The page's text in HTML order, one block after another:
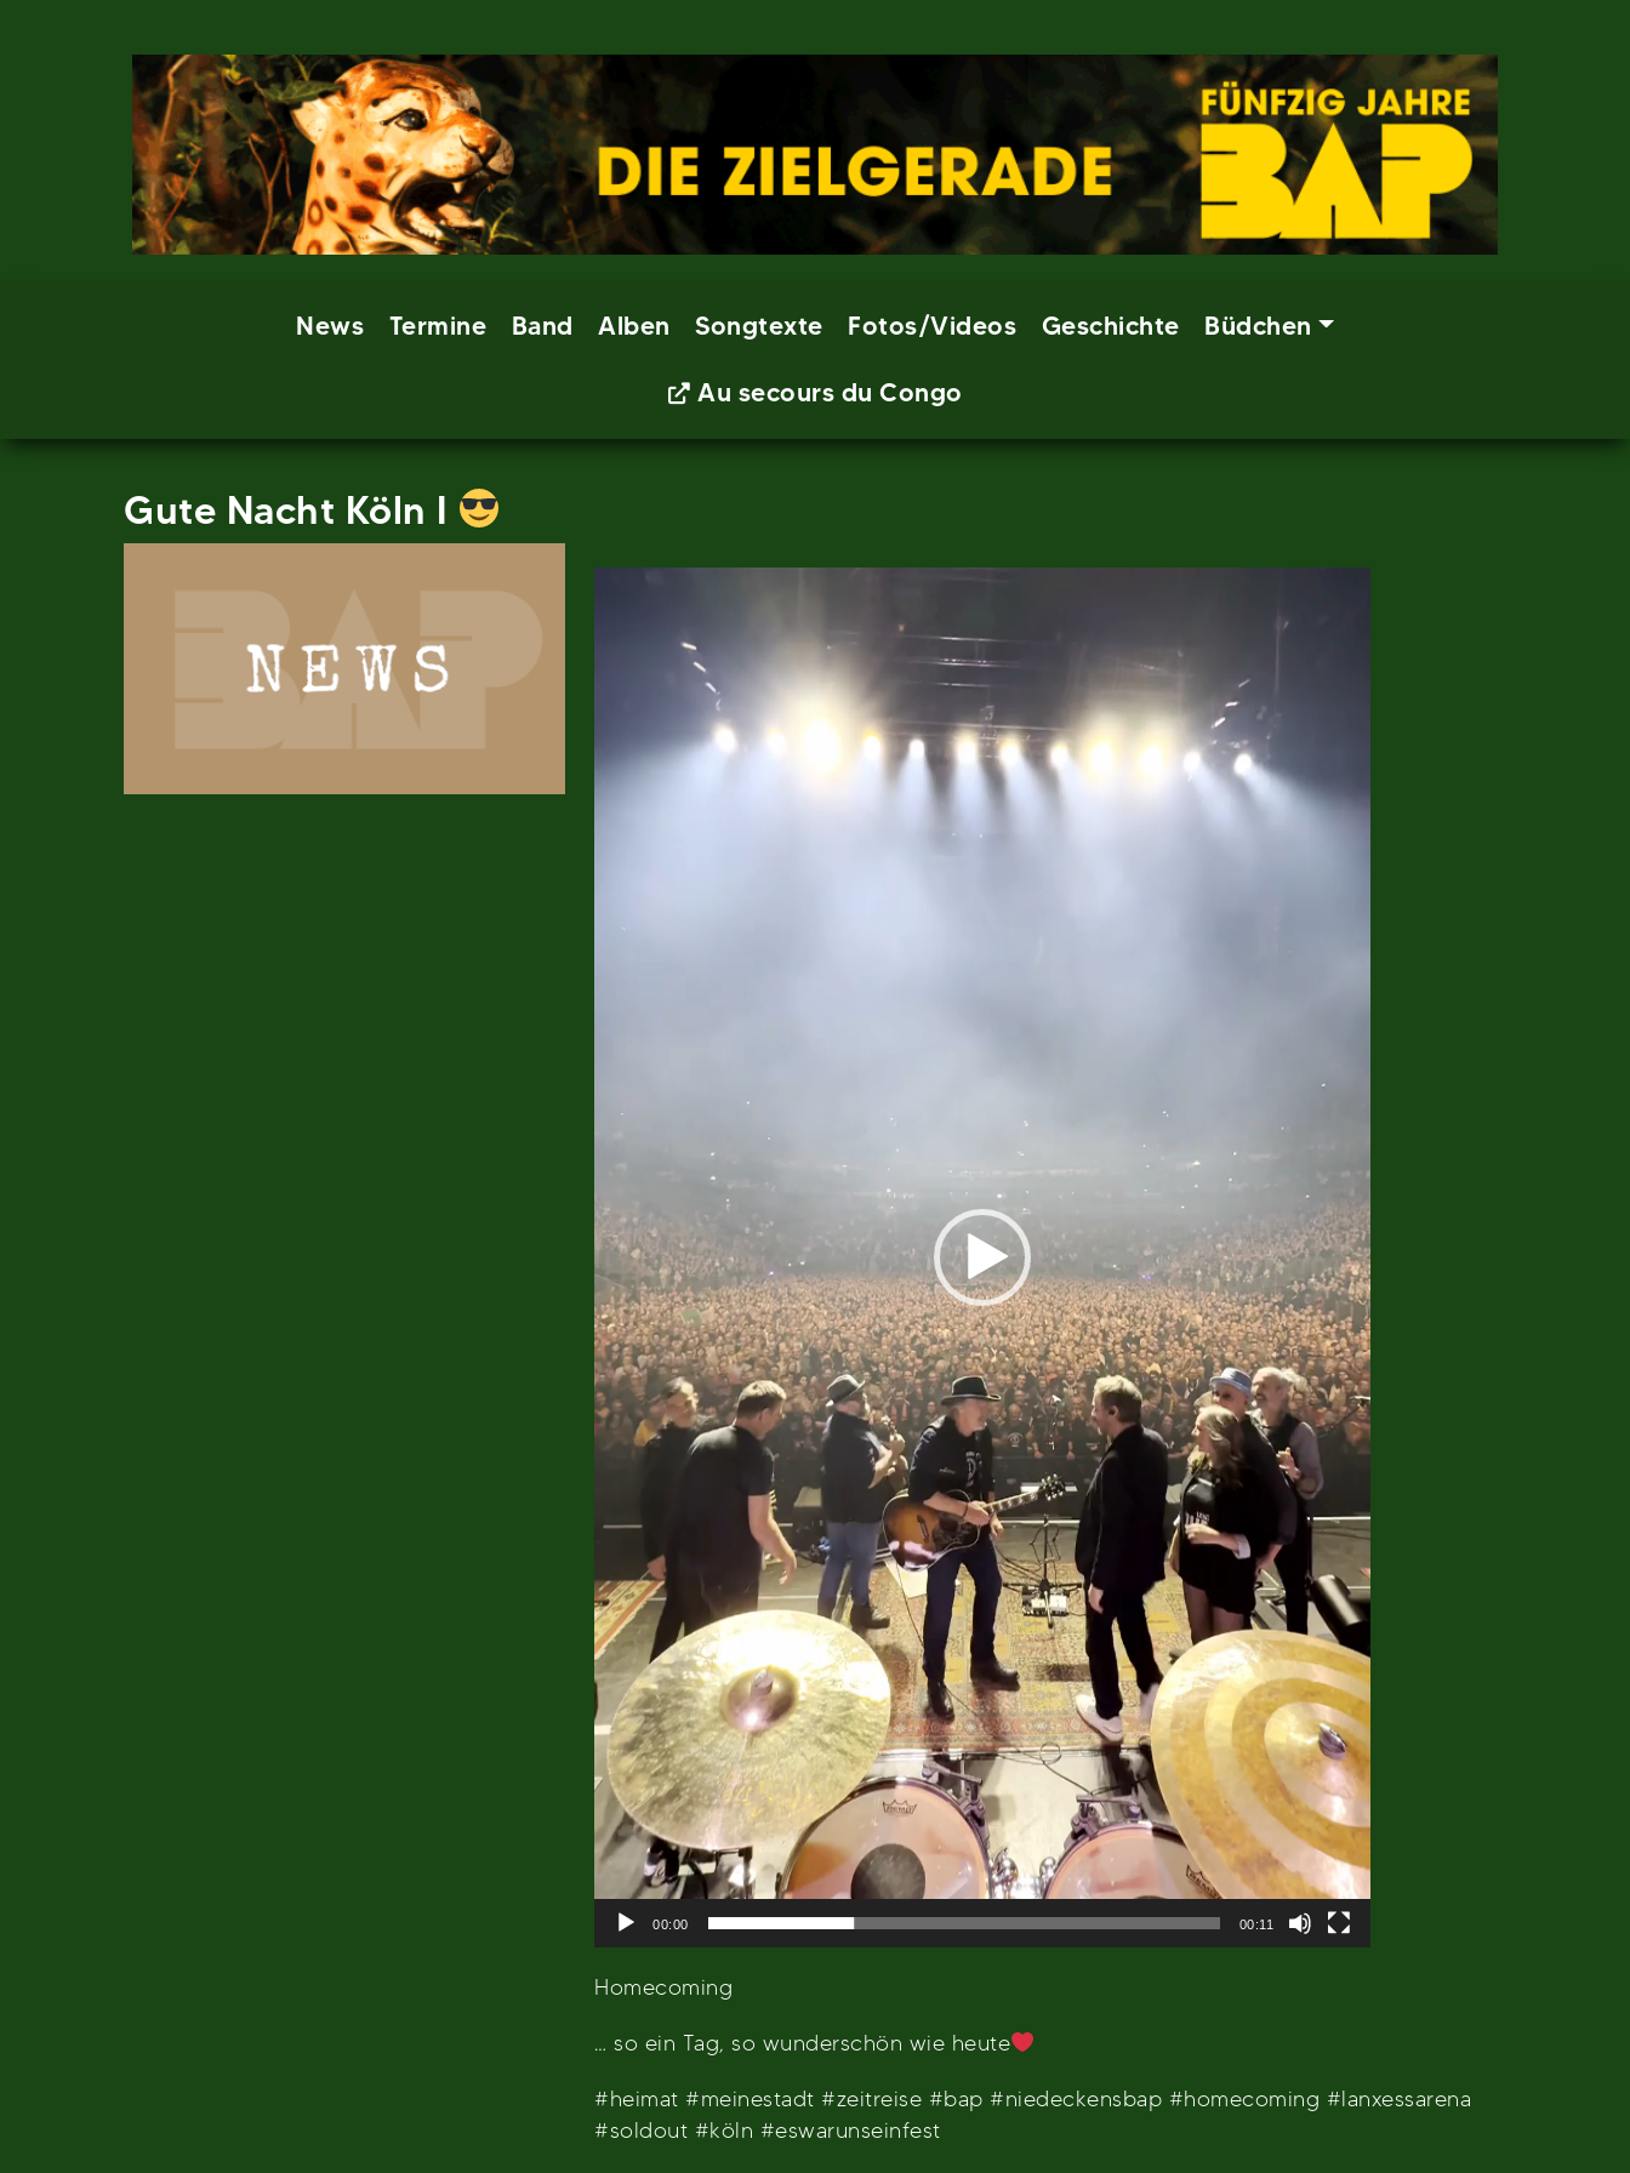
News Termine Band Alben Songtexte Fotos/Videos Geschichte Büdchen
Au secours du Congo
Gute Nacht Köln I
00:00 00:11
Homecoming
… so ein Tag, so wunderschön wie heute
#heimat #meinestadt #zeitreise #bap #niedeckensbap #homecoming #lanxessarena
#soldout #köln #eswarunseinfest